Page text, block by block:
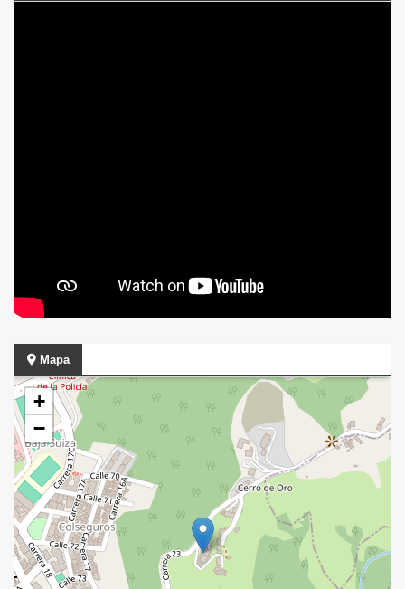
Mapa
+
−